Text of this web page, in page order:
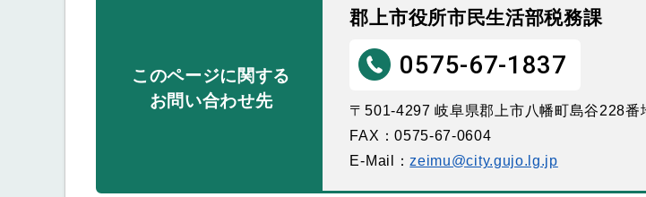
このページに関する
お問い合わせ先
郡上市役所市民生活部税務課
0575-67-1837
〒501-4297 岐阜県郡上市八幡町島谷228番
FAX：0575-67-0604
E-Mail：zeimu@city.gujo.lg.jp